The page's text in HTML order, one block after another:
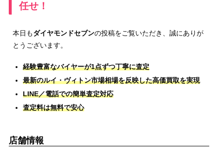
任せ！
本日もダイヤモンドセブンの投稿をご覧いただき、誠にありが
とうございます。
経験豊富なバイヤーが1点ずつ丁寧に査定
最新のルイ・ヴィトン市場相場を反映した高価買取を実現
LINE／電話での簡単査定対応
査定料は無料で安心
店舗情報